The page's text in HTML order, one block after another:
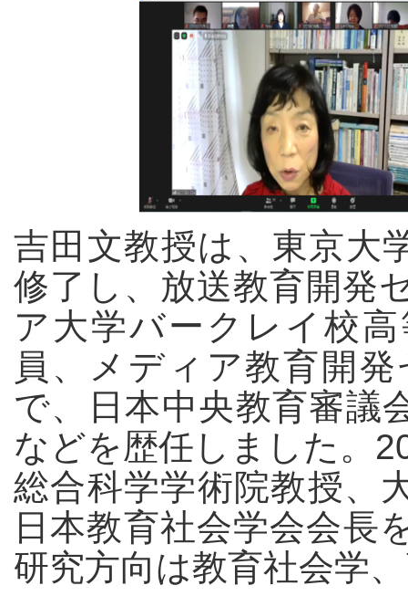
吉田文教授は、東京大
修了し、放送教育開発
ア大学バークレイ校
員、メディア教育開
で、日本中央教育審議
などを歴任しました。
総合科学学術院教授、
日本教育社会学会会長
研究方向は教育社会学